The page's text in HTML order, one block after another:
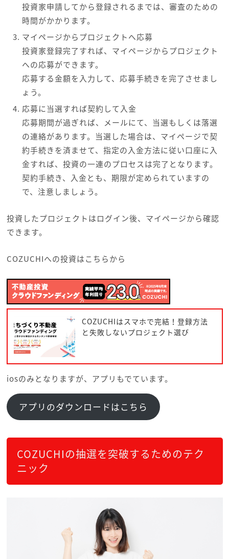
投資家申請してから登録されるまでは、審査のための
時間がかかります。
マイページからプロジェクトへ応募
投資家登録完了すれば、マイページからプロジェクト
への応募ができます。
応募する金額を入力して、応募手続きを完了させまし
ょう。
応募に当選すれば契約して入金
応募期間が過ぎれば、メールにて、当選もしくは落選
の連絡があります。当選した場合は、マイページで契
約手続きを済ませて、指定の入金方法に従い口座に入
金すれば、投資の一連のプロセスは完了となります。
契約手続き、入金とも、期限が定められていますの
で、注意しましょう。
投資したプロジェクトはログイン後、マイページから確認
できます。
COZUCHIへの投資はこちらから
COZUCHIはスマホで完結！登録方法
と失敗しないプロジェクト選び
iosのみとなりますが、アプリもでています。
アプリのダウンロードはこちら
COZUCHIの抽選を突破するためのテク
ニック